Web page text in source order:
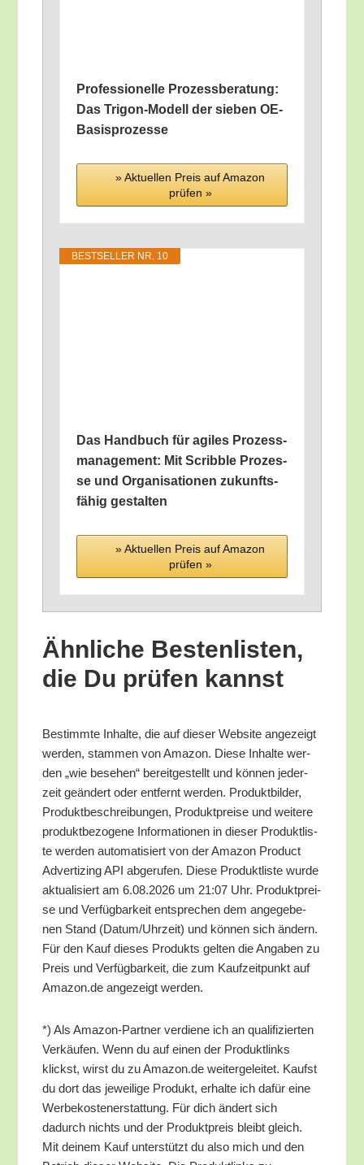
Pro­fes­sio­nel­le Pro­zess­be­ra­tung:
Das Tri­gon-Modell der sie­ben OE-
Basisprozesse
» Aktu­el­len Preis auf Ama­zon
prü­fen »
BEST­SEL­LER NR. 10
Das Hand­buch für agi­les Pro­zess­
ma­nage­ment: Mit Scribb­le Pro­zes­
se und Orga­ni­sa­tio­nen zukunfts­
fä­hig gestalten
» Aktu­el­len Preis auf Ama­zon
prü­fen »
Ähn­li­che Bes­ten­lis­ten,
die Du prü­fen kannst
Bestimm­te Inhal­te, die auf die­ser Web­site ange­zeigt
wer­den, stam­men von Ama­zon. Die­se Inhal­te wer­
den „wie bese­hen“ bereit­ge­stellt und kön­nen jeder­
zeit geän­dert oder ent­fernt wer­den. Pro­dukt­bil­der,
Pro­dukt­be­schrei­bun­gen, Pro­dukt­prei­se und wei­te­re
pro­dukt­be­zo­ge­ne Infor­ma­tio­nen in die­ser Pro­dukt­lis­
te wer­den auto­ma­ti­siert von der Ama­zon Pro­duct
Adver­tiz­ing API abge­ru­fen. Die­se Pro­dukt­lis­te wur­de
aktua­li­siert am 6.08.2026 um 21:07 Uhr. Pro­dukt­prei­
se und Ver­füg­bar­keit ent­spre­chen dem ange­ge­be­
nen Stand (Datum/​Uhrzeit) und kön­nen sich ändern.
Für den Kauf die­ses Pro­dukts gel­ten die Anga­ben zu
Preis und Ver­füg­bar­keit, die zum Kauf­zeit­punkt auf
Amazon.de ange­zeigt werden.
*) Als Ama­zon-Part­ner ver­die­ne ich an qua­li­fi­zier­ten
Ver­käu­fen. Wenn du auf einen der Pro­dukt­links
klickst, wirst du zu Amazon.de wei­ter­ge­lei­tet. Kaufst
du dort das jewei­li­ge Pro­dukt, erhal­te ich dafür eine
Wer­be­kos­ten­er­stat­tung. Für dich ändert sich
dadurch nichts und der Pro­dukt­preis bleibt gleich.
Mit dei­nem Kauf unter­stützt du also mich und den